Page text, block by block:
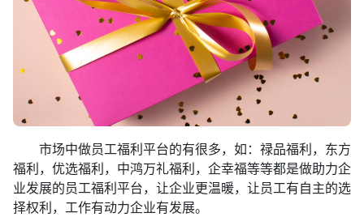
市场中做员工福利平台的有很多，如：禄品福利，东方
福利，优选福利，中鸿万礼福利，企幸福等等都是做助力企
业发展的员工福利平台，让企业更温暖，让员工有自主的选
择权利，工作有动力企业有发展。